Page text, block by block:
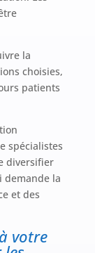
la
choisies,
patients
spécialistes
diversifier
demande la
et des
votre